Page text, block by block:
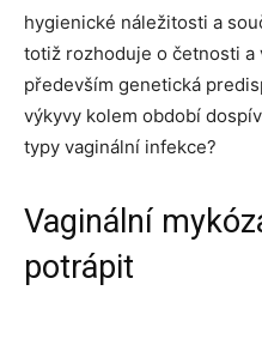
hygienické náležitosti a
totiž rozhoduje o četnosti
především genetická
výkyvy kolem období
typy vaginální infekce?
Vaginální
potrápit